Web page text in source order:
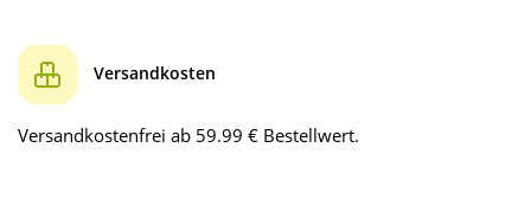
Versandkosten
Versandkostenfrei ab 59.99 € Bestellwert.